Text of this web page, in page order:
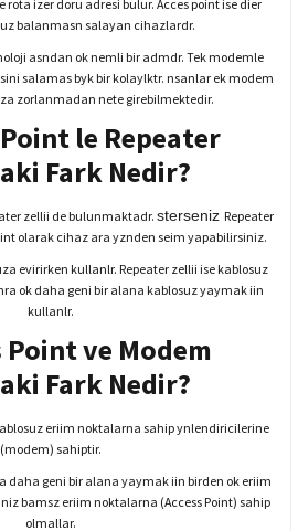
rota izer doru adresi bulur. Acces point ise dier
balanmasn salayan cihazlardr.
asndan ok nemli bir admdr. Tek modemle
salamas byk bir kolaylktr. nsanlar ek modem
zorlanmadan nete girebilmektedir.
le Repeater
Fark Nedir?
zellii de bulunmaktadr. sterseniz Repeater
olarak cihaz ara yznden seim yapabilirsiniz.
evirirken kullanlr. Repeater zellii ise kablosuz
ok daha geni bir alana kablosuz yaymak iin
kullanlr.
Point ve Modem
Fark Nedir?
eriim noktalarna sahip ynlendiricilerine
(modem) sahiptir.
daha geni bir alana yaymak iin birden ok eriim
bamsz eriim noktalarna (Access Point) sahip
olmallar.